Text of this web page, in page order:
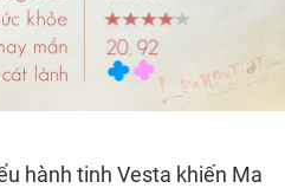
hành tinh Vesta khiến Ma